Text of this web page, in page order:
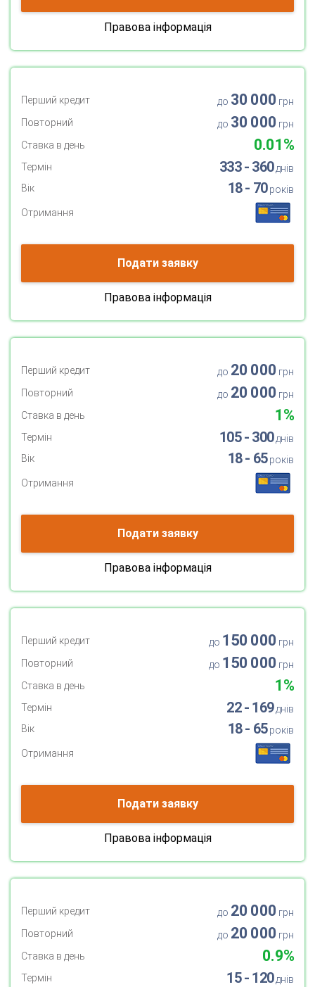
Правова інформація
Перший кредит до 30 000 грн
Повторний
до 30 000 грн
Ставка в день
0.01%
Термін 333 - 360днів
Вік
18 - 70років
Отримання
Подати заявку
Правова інформація
Перший кредит до 20 000 грн
Повторний
до 20 000 грн
Ставка в день
1%
Термін 105 - 300днів
Вік
18 - 65років
Отримання
Подати заявку
Правова інформація
Перший кредит до 150 000 грн
Повторний
до 150 000 грн
Ставка в день
1%
Термін 22 - 169днів
Вік
18 - 65років
Отримання
Подати заявку
Правова інформація
Перший кредит до 20 000 грн
Повторний
до 20 000 грн
Ставка в день
0.9%
Термін 15 - 120днів